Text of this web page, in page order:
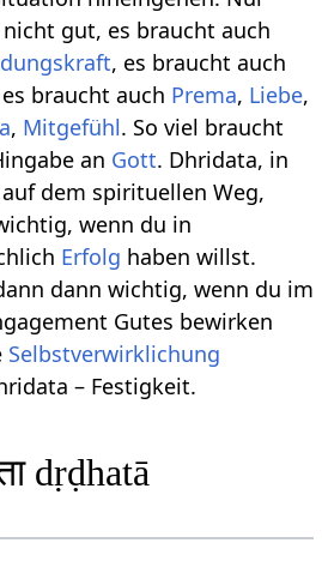
gut, es braucht auch
, es braucht auch
braucht auch Prema, Liebe,
, Mitgefühl. So viel braucht
an Gott. Dhridata, in
dem spirituellen Weg,
wenn du in
Erfolg haben willst.
dann wichtig, wenn du im
Gutes bewirken
Selbstverwirklichung
– Festigkeit.
dṛḍhatā